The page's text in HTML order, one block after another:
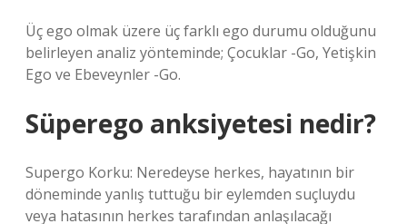
Üç ego olmak üzere üç farklı ego durumu olduğunu
belirleyen analiz yönteminde; Çocuklar -Go, Yetişkin
Ego ve Ebeveynler -Go.
Süperego anksiyetesi nedir?
Supergo Korku: Neredeyse herkes, hayatının bir
döneminde yanlış tuttuğu bir eylemden suçluydu
veya hatasının herkes tarafından anlaşılacağı